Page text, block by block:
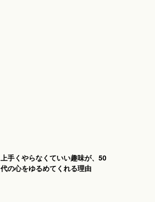
上手くやらなくていい趣味が、50
代の心をゆるめてくれる理由